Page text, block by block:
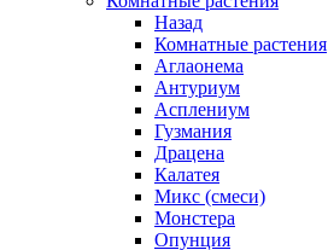
Назад
Комнатные растения
Аглаонема
Антуриум
Асплениум
Гузмания
Драцена
Калатея
Микс (смеси)
Монстера
Опунция